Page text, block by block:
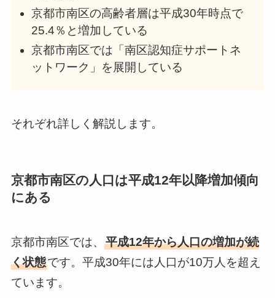
京都市南区の高齢者層は平成30年時点で
25.4％と増加している
京都市南区では「南区認知症サポートネ
ットワーク」を展開している
それぞれ詳しく解説します。
京都市南区の人口は平成12年以降増加傾向
にある
京都市南区では、 平成12年から人口の増加が続
く状態です。平成30年には人口が10万人を超え
ています。